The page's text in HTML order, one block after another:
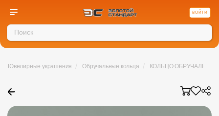
ВОЙТИ
←
Ювелирные украшения / Обручальные кольца / КОЛЬЦО ОБРУЧАЛЬНОЕ